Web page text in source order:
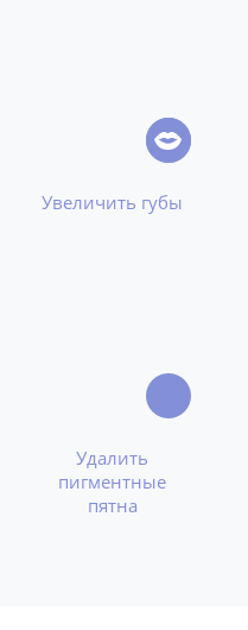
Увеличить губы
Удалить
пигментные
пятна